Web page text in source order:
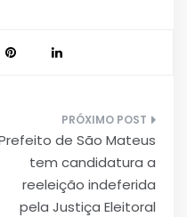
de São Mateus
tem candidatura a
reeleição indeferida
pela Justiça Eleitoral